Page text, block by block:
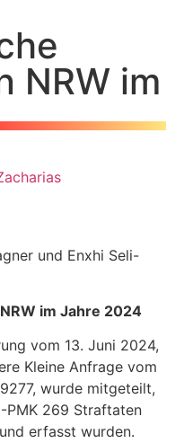
NRW im
und Enxhi Seli-
im Jahre 2024
vom 13. Juni 2024,
Kleine Anfrage vom
wurde mitgeteilt,
PMK 269 Straftaten
erfasst wurden.